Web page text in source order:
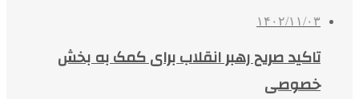
۱۴۰۲/۱۱/۰۳
تاکید صریح رهبر انقلاب برای کمک به بخش
خصوصی